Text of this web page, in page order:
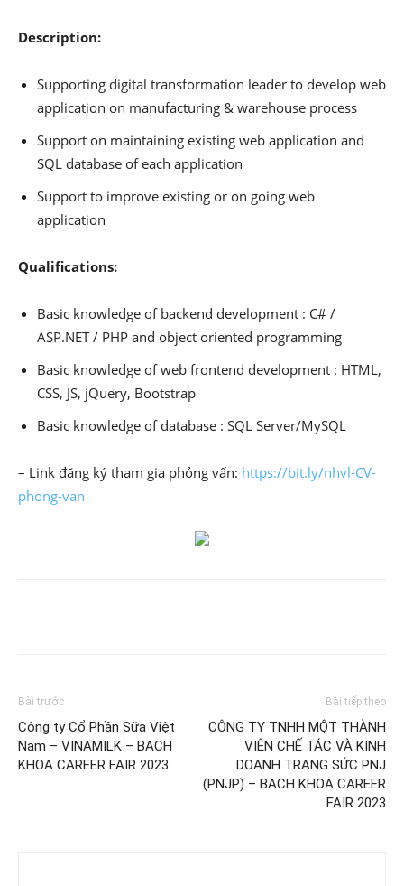
Description:
Supporting digital transformation leader to develop web
application on manufacturing & warehouse process
Support on maintaining existing web application and
SQL database of each application
Support to improve existing or on going web
application
Qualifications:
Basic knowledge of backend development : C# /
ASP.NET / PHP and object oriented programming
Basic knowledge of web frontend development : HTML,
CSS, JS, jQuery, Bootstrap
Basic knowledge of database : SQL Server/MySQL
– Link đăng ký tham gia phỏng vấn: https://bit.ly/nhvl-CV-
phong-van
Bài trước
Công ty Cổ Phần Sữa Việt
Nam – VINAMILK – BACH
KHOA CAREER FAIR 2023
Bài tiếp theo
CÔNG TY TNHH MỘT THÀNH
VIÊN CHẾ TÁC VÀ KINH
DOANH TRANG SỨC PNJ
(PNJP) – BACH KHOA CAREER
FAIR 2023